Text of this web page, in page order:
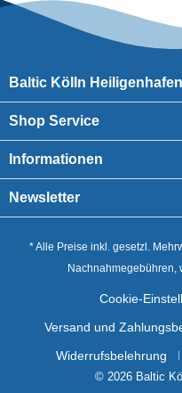
Baltic Kölln
Shop Service
Informationen
Newsletter
* Alle Preise inkl. gesetzl.
Nachnahmegebühren,
Cookie-
Versand und
Widerrufsbelehrung
© 2026 Baltic